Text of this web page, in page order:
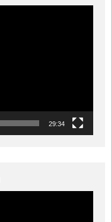
29:34